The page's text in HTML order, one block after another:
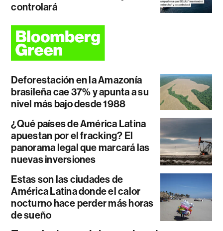
controlará
Deforestación en la Amazonía
brasileña cae 37% y apunta a su
nivel más bajo desde 1988
¿Qué países de América Latina
apuestan por el fracking? El
panorama legal que marcará las
nuevas inversiones
Estas son las ciudades de
América Latina donde el calor
nocturno hace perder más horas
de sueño